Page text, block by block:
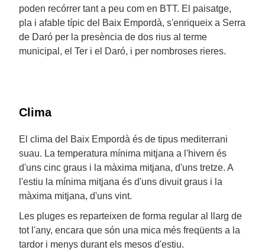
poden recórrer tant a peu com en BTT. El paisatge,
pla i afable típic del Baix Empordà, s'enriqueix a Serra
de Daró per la presència de dos rius al terme
municipal, el Ter i el Daró, i per nombroses rieres.
Clima
El clima del Baix Empordà és de tipus mediterrani
suau. La temperatura mínima mitjana a l'hivern és
d'uns cinc graus i la màxima mitjana, d'uns tretze. A
l'estiu la mínima mitjana és d'uns divuit graus i la
màxima mitjana, d'uns vint.
Les pluges es reparteixen de forma regular al llarg de
tot l'any, encara que són una mica més freqüents a la
tardor i menys durant els mesos d'estiu.